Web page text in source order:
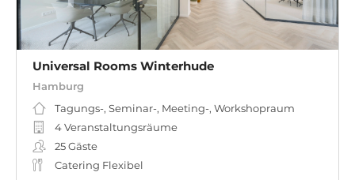
Universal Rooms Winterhude
Hamburg
Tagungs-, Seminar-, Meeting-, Workshopraum
4 Veranstaltungsräume
25Gäste
Catering Flexibel